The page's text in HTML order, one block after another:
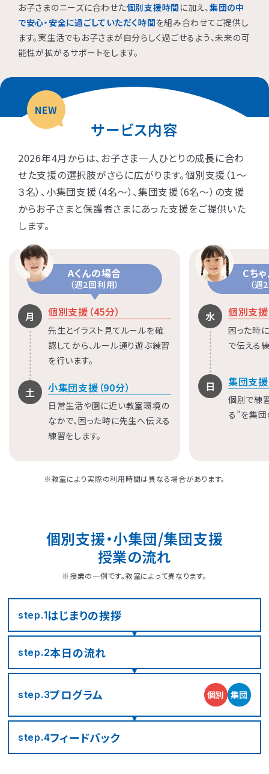
お子さまのニーズに合わせた個別支援時間 に加え、 集団の中
で安心・安全に過ごしていただく時間を組み合わせてご提供し
ます。実生活でもお子さまが自分らしく過ごせるよう、未来の可
能性が拡がるサポートをします。
NEW
サービス内容
2026年4月からは、お子さま一人ひとりの成長に合わ
せた支援の選択肢がさらに広がります。個別支援（1〜
３名）、小集団支援（4名〜）、集団支援（6名〜）の支援
からお子さまと保護者さまにあった支援をご提供いた
します。
Aくんの場合
（週2回利用）
月 個別支援（45分）
先生とイラスト見てルールを確
認してから、ルール通り遊ぶ練習
を行います。
土 小集団支援（90分）
日常生活や園に近い教室環境の
なかで、困った時に先生へ伝える
練習をします。
Cち
（週
水 個別支援
困った時
で伝える
日 集団支援
個別で練
る”を集団
※教室により実際の利用時間は異なる場合があります。
個別支援・小集団/集団支援
授業の流れ
※授業の一例です。教室によって異なります。
step.1はじまりの挨拶
step.2本日の流れ
step.3プログラム 個別 集団
step.4フィードバック
LITALICOジュニア
茨城エリアの教室一覧
つくば市
児童発達支援
LITALICOジュニア
埼玉エリアの教室一覧
さいたま市浦和区
朝霞市
LITALICOジュニア
千葉エリアの教室一覧
船橋市
浦安市
LITALICOジュニア
東京エリアの教室一覧
武蔵野市
豊島区
LITALICOジュニア
神奈川エリアの教室一覧
川崎市川崎区
横浜市港北区
LITALICOジュニア
愛知エリアの教室一覧
名古屋市名東区
名古屋市北区
LITALICOジュニア
静岡エリアの教室一覧
静岡市駿河区
児童発達支援
LITALICOジュニア
三重エリアの教室一覧
四日市市
放課後等デイサービス
LITALICOジュニア
大阪エリアの教室一覧
寝屋川市
大阪市住之江区
LITALICOジュニア
兵庫エリアの教室一覧
神戸市東灘区
神戸市垂水区
LITALICOジュニア
京都エリアの教室一覧
京都市下京区
京都市東山区
LITALICOジュニア
奈良エリアの教室一覧
奈良市
北葛城郡王寺町
LITALICOジュニア
宮城エリアの教室一覧
仙台市太白区
児童発達支援
LITALICOジュニア
広島エリアの教室一覧
広島市中区
児童発達支援
LITALICOジュニア
福岡エリアの教室一覧
北九州市
福岡市城南区